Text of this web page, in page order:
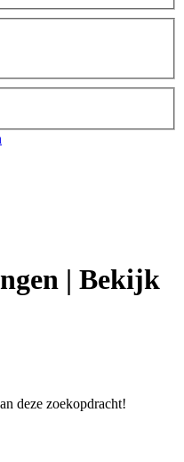
| Bekijk
deze zoekopdracht!